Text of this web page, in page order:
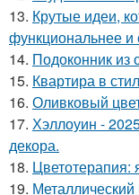
13. Крутые идеи,
функциональнее и
14. Подоконник из
15. Квартира в
16. Оливковый
17. Хэллоуин -
декора.
18. Цветотерапия:
19. Металлический